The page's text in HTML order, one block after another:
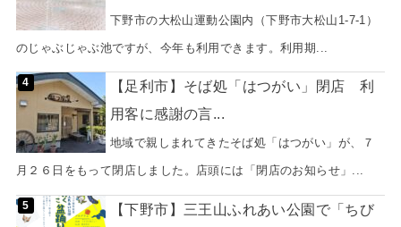
下野市の大松山運動公園内（下野市大松山1-7-1）
のじゃぶじゃぶ池ですが、今年も利用できます。利用期...
【足利市】そば処「はつがい」閉店 利
用客に感謝の言...
地域で親しまれてきたそば処「はつがい」が、７
月２６日をもって閉店しました。店頭には「閉店のお知らせ」...
【下野市】三王山ふれあい公園で「ちび